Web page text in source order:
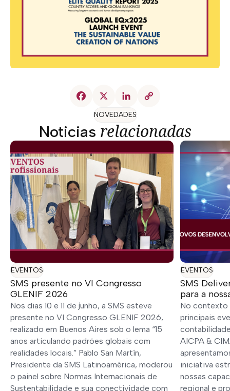
NOVEDADES
Noticias relacionadas
EVENTOS
SMS presente no VI Congresso
GLENIF 2026
Nos dias 10 e 11 de junho, a SMS esteve
presente no VI Congresso GLENIF 2026,
realizado em Buenos Aires sob o lema “15
anos articulando padrões globais com
realidades locais.” Pablo San Martín,
Presidente da SMS Latinoamérica, moderou
o painel sobre Normas Internacionais de
Sustentabilidade e sua conectividade com
EVENTOS
SMS
para a
No contexto
principais
AICPA &
iniciativa
nossas
regional e